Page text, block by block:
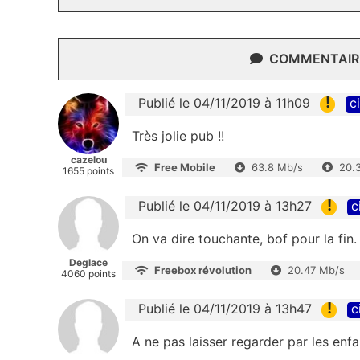
cazelou
1655 points
Publié le 04/11/2019 à 11h09 !
Très jolie pub !!
Free Mobile 63.8 Mb/s
Deglace
4060 points
Publié le 04/11/2019 à 13h27 !
On va dire touchante, bof pour la fin.
Freebox révolution 20.47 Mb/s
Publié le 04/11/2019 à 13h47 !
A ne pas laisser regarder par les